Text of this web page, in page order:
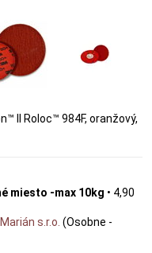
II Roloc™ 984F, oranžový,
miesto -max 10kg • 4,90
Marián s.r.o. (Osobne -